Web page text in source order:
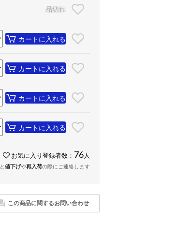
品切れ
カートに入れる
カートに入れる
カートに入れる
カートに入れる
お気に入り登録者数： 76 人
値下げや再入荷の際にご連絡します
この商品に関するお問い合わせ